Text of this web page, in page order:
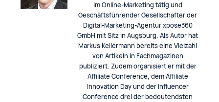
im Online-Marketing tätig und
Geschäftsführender Gesellschafter der
Digital-Marketing-Agentur xpose360
GmbH mit Sitz in Augsburg. Als Autor hat
Markus Kellermann bereits eine Vielzahl
von Artikeln in Fachmagazinen
publiziert. Zudem organisiert er mit der
Affiliate Conference, dem Affiliate
Innovation Day und der Influencer
Conference drei der bedeutendsten